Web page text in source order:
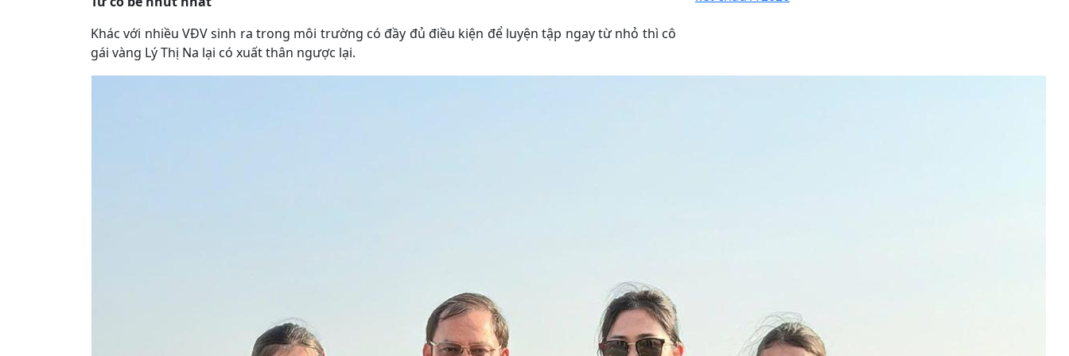
Khác với nhiều VĐV sinh ra trong môi trường có đầy đủ điều kiện để luyện tập ngay từ nhỏ thì cô
gái vàng Lý Thị Na lại có xuất thân ngược lại.